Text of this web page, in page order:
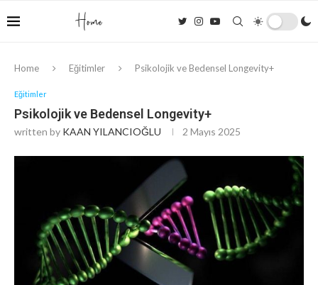
Home Eğitimler Psikolojik ve Bedensel Longevity+
Eğitimler
Psikolojik ve Bedensel Longevity+
written by KAAN YILANCIOĞLU 2 Mayıs 2025